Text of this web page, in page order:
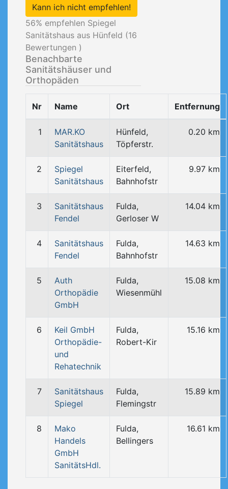
Kann ich nicht empfehlen!
56% empfehlen Spiegel
Sanitätshaus aus Hünfeld (16
Bewertungen )
Benachbarte
Sanitätshäuser und
Orthopäden
Nr Name Ort Entfernung
1
MAR.KO
Sanitätshaus
Hünfeld,
Töpferstr.
0.20 km
2
Spiegel
Sanitätshaus
Eiterfeld,
Bahnhofstr
9.97 km
3
Sanitätshaus
Fendel
Fulda,
Gerloser W
14.04 km
4
Sanitätshaus
Fendel
Fulda,
Bahnhofstr
14.63 km
5
Auth
Orthopädie
GmbH
Fulda,
Wiesenmühl
15.08 km
6
Keil GmbH
Orthopädie-
und
Rehatechnik
Fulda,
Robert-Kir
15.16 km
7
Sanitätshaus
Spiegel
Fulda,
Flemingstr
15.89 km
8
Mako
Handels
GmbH
SanitätsHdl.
Fulda,
Bellingers
16.61 km